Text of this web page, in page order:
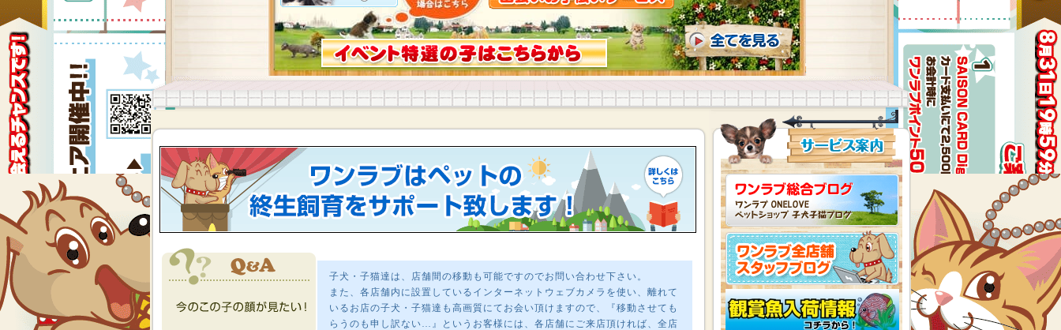
子犬・子猫達は、店舗間の移動も可能ですのでお問い合わせ下さい。
また、各店舗内に設置しているインターネットウェブカメラを使い、離れて
いるお店の子犬・子猫達も高画質にてお会い頂けますので、『移動させても
らうのも申し訳ない…』というお客様には、各店舗にご来店頂ければ、全店